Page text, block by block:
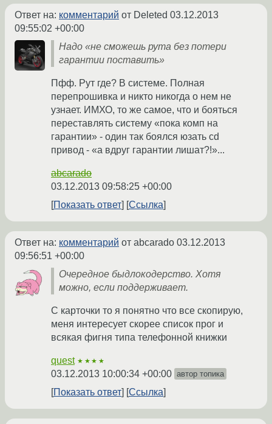
Ответ на: комментарий от Deleted 03.12.2013
09:55:02 +00:00
Надо «не сможешь рута без потери
гарантии поставить»
Пфф. Рут где? В системе. Полная
перепрошивка и никто никогда о нем не
узнает. ИМХО, то же самое, что и бояться
переставлять систему «пока комп на
гарантии» - один так боялся юзать cd
привод - «а вдруг гарантии лишат?!»...
abcarado
03.12.2013 09:58:25 +00:00
Показать ответ
Ссылка
Ответ на: комментарий от abcarado 03.12.2013
09:56:51 +00:00
Очередное быдлокодерство. Хотя
можно, если поддерживает.
С карточки то я понятно что все скопирую,
меня интересует скорее список прог и
всякая фигня типа телефонной книжки
quest ★★★★
03.12.2013 10:00:34 +00:00 автор топика
Показать ответ Ссылка